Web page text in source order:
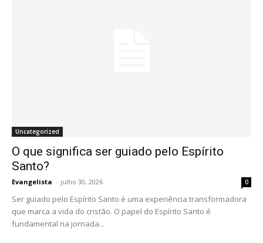
Uncategorized
O que significa ser guiado pelo Espírito
Santo?
Evangelista - julho 30, 2026 0
Ser guiado pelo Espírito Santo é uma experiência transformadora
que marca a vida do cristão. O papel do Espírito Santo é
fundamental na jornada...